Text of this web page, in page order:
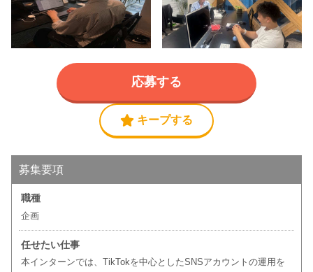
キープする
応募する
募集要項
職種
企画
任せたい仕事
本インターンでは、TikTokを中心としたSNSアカウントの運用を